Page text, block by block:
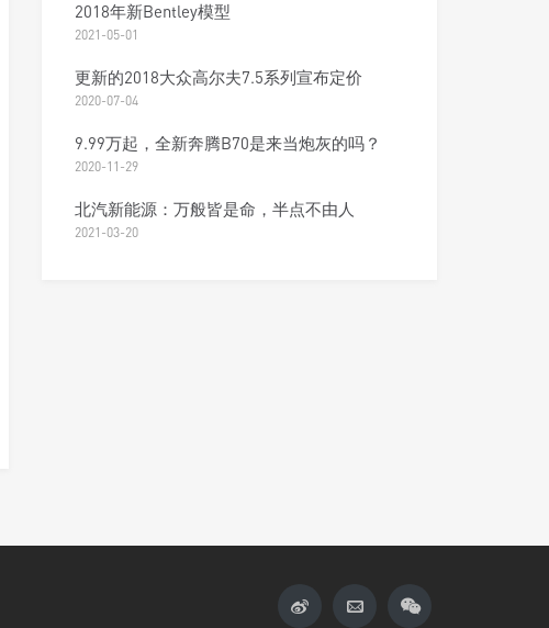
2018年新Bentley模型
2021-05-01
更新的2018大众高尔夫7.5系列宣布定价
2020-07-04
9.99万起，全新奔腾B70是来当炮灰的吗？
2020-11-29
北汽新能源：万般皆是命，半点不由人
2021-03-20